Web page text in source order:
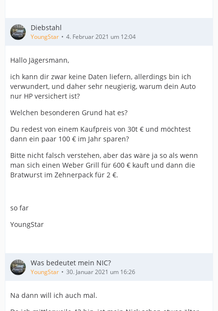
Diebstahl
YoungStar 4. Februar 2021 um 12:04
Hallo Jägersmann,
ich kann dir zwar keine Daten liefern, allerdings bin ich
verwundert, und daher sehr neugierig, warum dein Auto
nur HP versichert ist?
Welchen besonderen Grund hat es?
Du redest von einem Kaufpreis von 30t € und möchtest
dann ein paar 100 € im Jahr sparen?
Bitte nicht falsch verstehen, aber das wäre ja so als wenn
man sich einen Weber Grill für 600 € kauft und dann die
Bratwurst im Zehnerpack für 2 €.
so far
YoungStar
Was bedeutet mein NIC?
YoungStar 30. Januar 2021 um 16:26
Na dann will ich auch mal.